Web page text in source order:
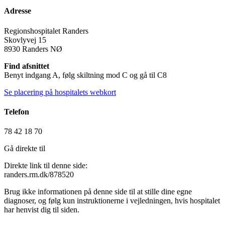
Adresse
Regionshospitalet Randers
Skovlyvej 15
8930 Randers NØ
Find afsnittet
Benyt indgang A, følg skiltning mod C og gå til C8
Se placering på hospitalets webkort
Telefon
78 42 18 70
Gå direkte til
Direkte link til denne side:
randers.rm.dk/878520
Brug ikke informationen på denne side til at stille dine egne
diagnoser, og følg kun instruktionerne i vejledningen, hvis hospitalet
har henvist dig til siden.